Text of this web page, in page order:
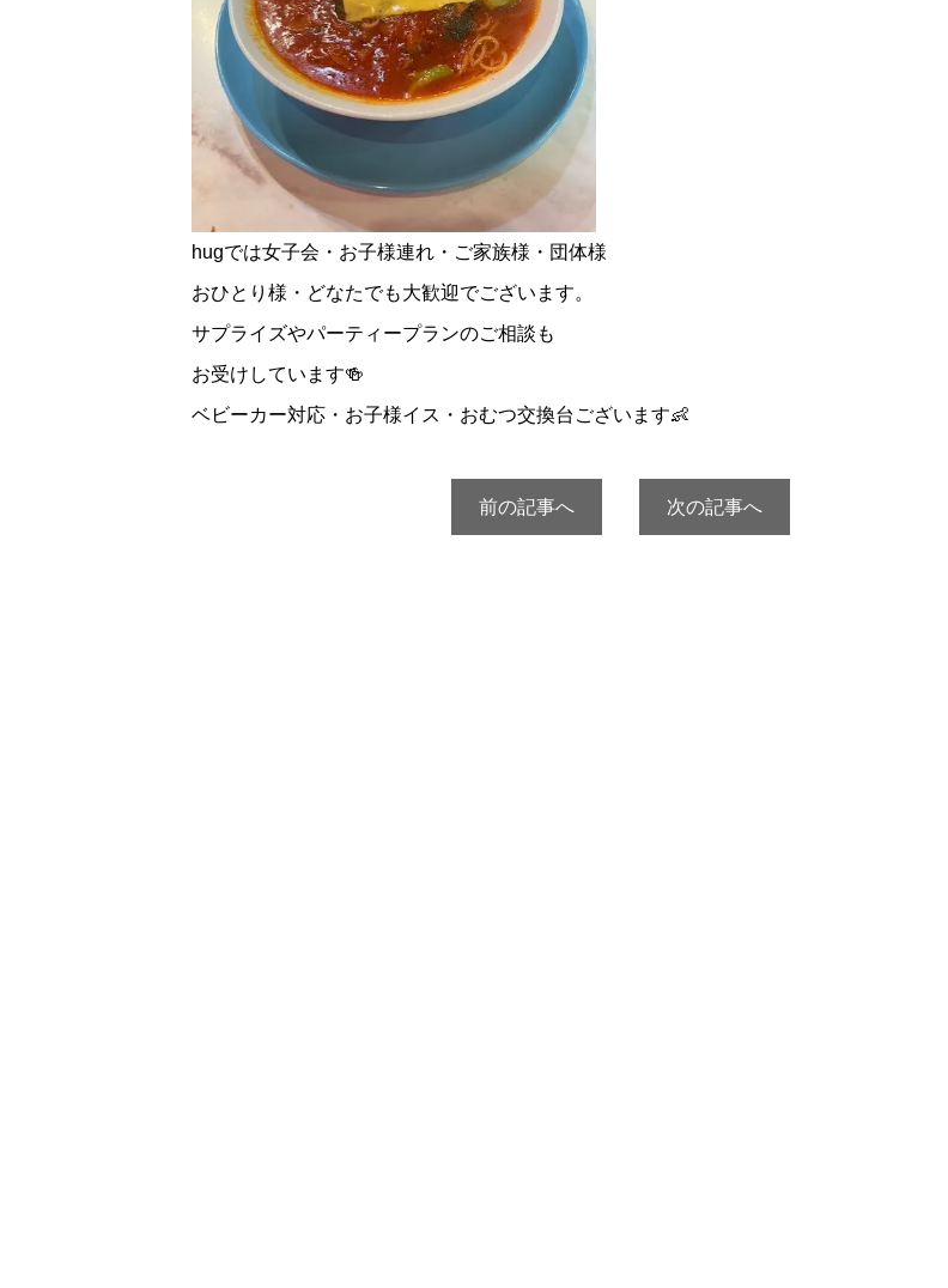
hugでは女子会・お子様連れ・ご家族様・団体様
おひとり様・どなたでも大歓迎でございます。
サプライズやパーティープランのご相談も
お受けしています🍻
ベビーカー対応・お子様イス・おむつ交換台ございます👶
前の記事へ 次の記事へ